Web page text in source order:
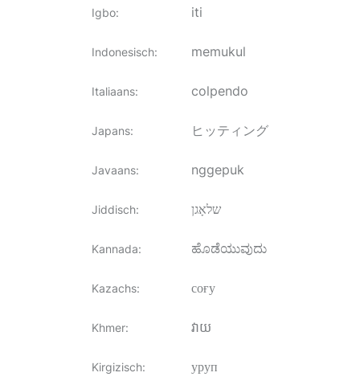
Igbo: iti
Indonesisch: memukul
Italiaans: colpendo
Japans: ヒッティング
Javaans: nggepuk
Jiddisch: שלאָגן
Kannada: ಹೊಡೆಯುವುದು
Kazachs: соғу
Khmer: វាយ
Kirgizisch: уруп